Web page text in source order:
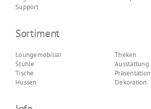
Support
Sortiment
Loungemobiliar
Stühle
Tische
Hussen
Theken
Ausstattung
Präsentation
Dekoration